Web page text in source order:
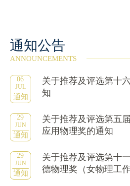
通知公告
ANNOUNCEMENTS
06
JUL
通知
关于推荐及评选第十
知
29
JUN
通知
关于推荐及评选第五
应用物理奖的通知
29
JUN
通知
关于推荐及评选第十
德物理奖（女物理工